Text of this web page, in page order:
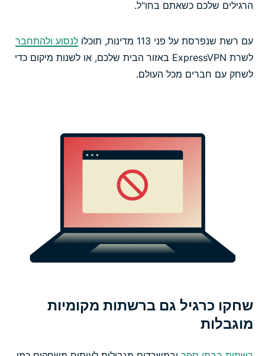
הרגילים שלכם כשאתם בחו"ל.
עם רשת שנפרסת על פני 113 מדינות, תוכלו
לנסוע ולהתחבר
לשרת ExpressVPN באזור הבית שלכם, או לשנות מיקום כדי
לשחק עם חברים מכל העולם.
שחקו כרגיל גם ברשתות מקומיות
מוגבלות